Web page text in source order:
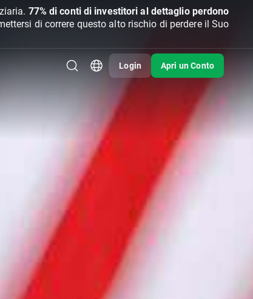
77% di conti di investitori al dettaglio perdono
di correre questo alto rischio di perdere il Suo
Login Apri un Conto